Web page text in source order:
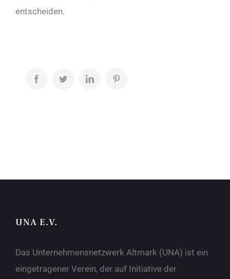
entscheiden.
FacebookTwitter LinkedIn
UNA E.V.
Das Unternehmensnetzwerk Altmark (UNA) ist ein
eingetragener Verein, der auf Initiative der